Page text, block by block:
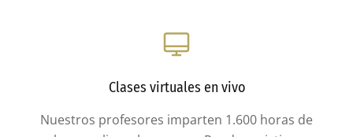
Clases virtuales en vivo
Nuestros profesores imparten 1.600 horas de